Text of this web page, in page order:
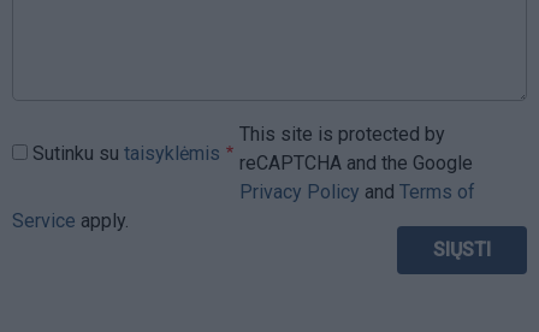
Sutinku su taisyklėmis
This site is protected by
reCAPTCHA and the Google
Privacy Policy and Terms of
Service apply.